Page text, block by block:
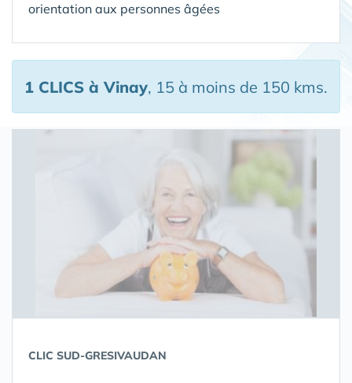
orientation aux personnes âgées
1 CLICS à Vinay, 15 à moins de 150 kms.
CLIC SUD-GRESIVAUDAN